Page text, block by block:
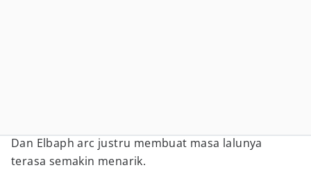
Dan Elbaph arc justru membuat masa lalunya
terasa semakin menarik.